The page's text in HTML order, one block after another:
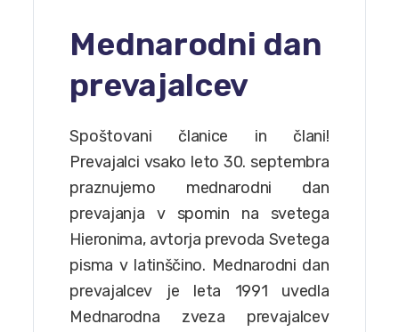
Mednarodni dan
prevajalcev
Spoštovani članice in člani!
Prevajalci vsako leto 30. septembra
praznujemo mednarodni dan
prevajanja v spomin na svetega
Hieronima, avtorja prevoda Svetega
pisma v latinščino. Mednarodni dan
prevajalcev je leta 1991 uvedla
Mednarodna zveza prevajalcev